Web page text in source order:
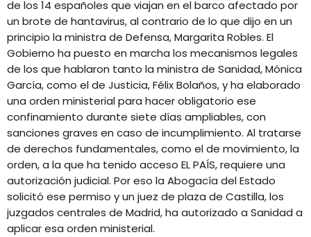
de los 14 españoles que viajan en el barco afectado por
un brote de hantavirus, al contrario de lo que dijo en un
principio la ministra de Defensa, Margarita Robles. El
Gobierno ha puesto en marcha los mecanismos legales
de los que hablaron tanto la ministra de Sanidad, Mónica
García, como el de Justicia, Félix Bolaños, y ha elaborado
una orden ministerial para hacer obligatorio ese
confinamiento durante siete días ampliables, con
sanciones graves en caso de incumplimiento. Al tratarse
de derechos fundamentales, como el de movimiento, la
orden, a la que ha tenido acceso EL PAÍS, requiere una
autorización judicial. Por eso la Abogacía del Estado
solicitó ese permiso y un juez de plaza de Castilla, los
juzgados centrales de Madrid, ha autorizado a Sanidad a
aplicar esa orden ministerial.